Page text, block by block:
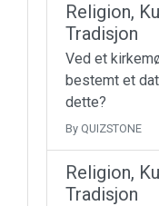
Religion,
Tradisjon
Ved et
bestemt et
dette?
By QUIZSTONE
Religion,
Tradisjon